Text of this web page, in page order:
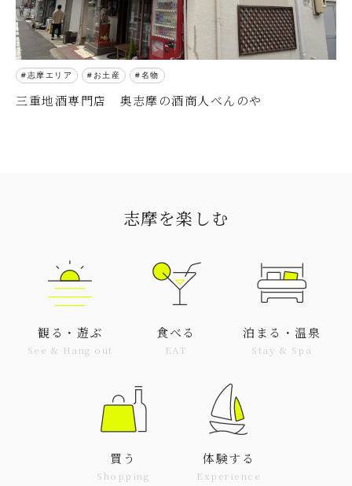
志摩エリア お土産 名物
三重地酒専門店 奥志摩の酒商人べんのや
志摩を楽しむ
観る・遊ぶ
See & Hang out
食べる
EAT
泊まる・温泉
Stay & Spa
買う
Shopping
体験する
Experience